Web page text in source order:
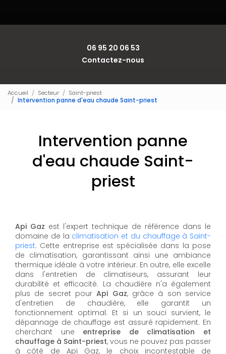
06 95 20 06 53
Contactez-nous
Accueil Secteur
Saint-priest
Intervention panne d'eau chaude Saint-priest
Intervention panne
d'eau chaude Saint-
priest
Api Gaz est l'expert technique de référence dans le
domaine de la climatisation et du chauffage à Saint-
priest. Cette entreprise est spécialisée dans la pose
de climatisation, garantissant ainsi une ambiance
thermique idéale à votre intérieur. En outre, elle excelle
dans l'entretien de climatiseurs, assurant leur
durabilité et efficacité. La chaudière n'a également
plus de secret pourApi Gaz, grâce à son service
d'entretien de chaudière, elle garantit un
fonctionnement optimal. Et si un souci survient, le
dépannage de chauffage est assuré rapidement. En
cherchant une entreprise de climatisation et
chauffage à Saint-priest, vous ne pouvez pas passer
à côté de Api Gaz, le choix incontestable de